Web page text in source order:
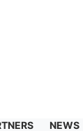
NEWS